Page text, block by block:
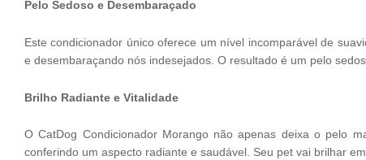
Pelo Sedoso e Desembaraçado
Este condicionador único oferece um nível incomparável de
e desembaraçando nós indesejados. O resultado é um pelo
Brilho Radiante e Vitalidade
O CatDog Condicionador Morango não apenas deixa o pelo
conferindo um aspecto radiante e saudável. Seu pet vai brilhar